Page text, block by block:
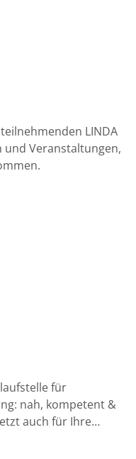
LINDA
Veranstaltungen,
für
nah, kompetent &
auch für Ihre